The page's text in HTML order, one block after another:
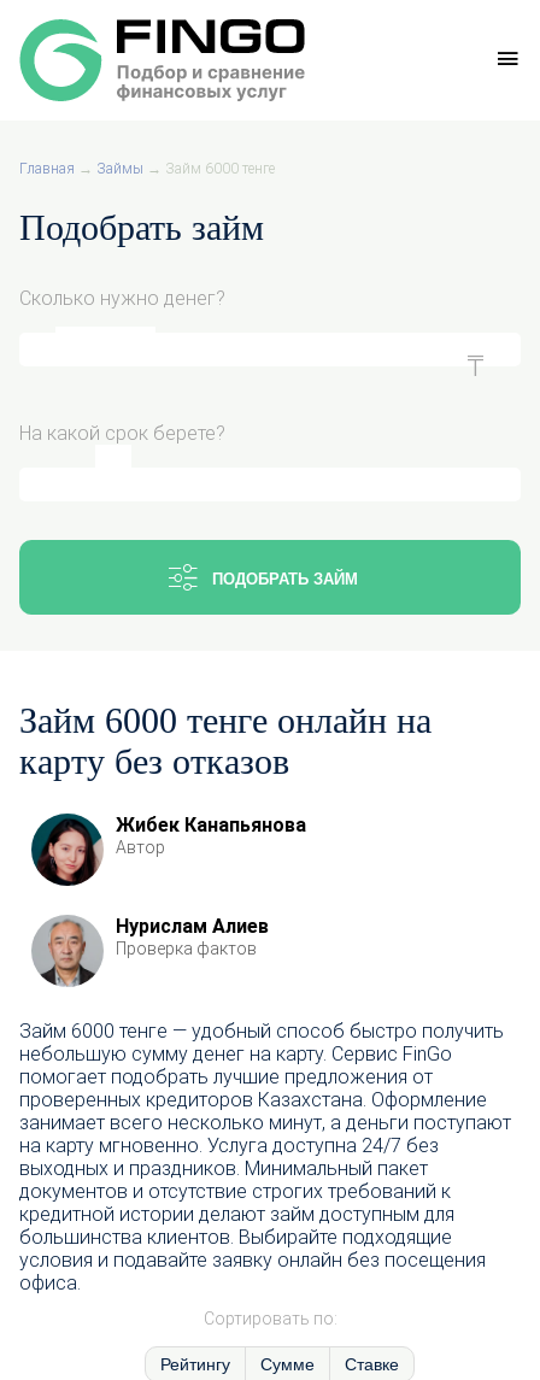
Главная → Займы → Займ 6000 тенге
Подобрать займ
Сколько нужно денег?
На какой срок берете?
ПОДОБРАТЬ ЗАЙМ
Займ 6000 тенге онлайн на
карту без отказов
Жибек Канапьянова
Автор
Нурислам Алиев
Проверка фактов
Займ 6000 тенге — удобный способ быстро получить
небольшую сумму денег на карту. Сервис FinGo
помогает подобрать лучшие предложения от
проверенных кредиторов Казахстана. Оформление
занимает всего несколько минут, а деньги поступают
на карту мгновенно. Услуга доступна 24/7 без
выходных и праздников. Минимальный пакет
документов и отсутствие строгих требований к
кредитной истории делают займ доступным для
большинства клиентов. Выбирайте подходящие
условия и подавайте заявку онлайн без посещения
офиса.
Сортировать по:
Рейтингу Сумме Ставке